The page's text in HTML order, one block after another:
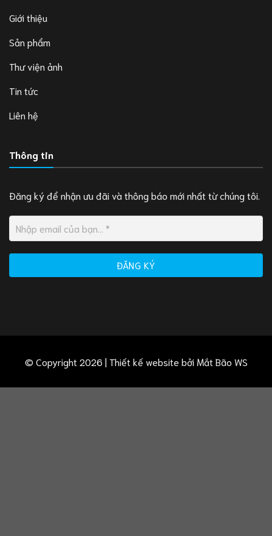
Giới thiệu
Sản phẩm
Thư viện ảnh
Tin tức
Liên hệ
Thông tin
Đăng ký để nhận ưu đãi và thông báo mới nhất từ chúng tôi.
© Copyright 2026 | Thiết kế website bởi Mắt Bão WS